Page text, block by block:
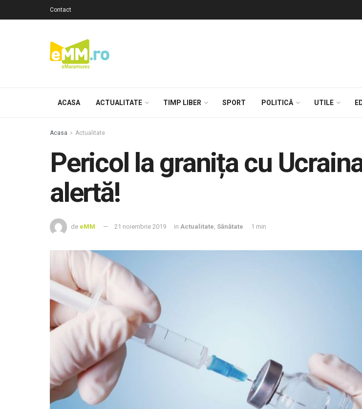
Contact
ACASA ACTUALITATE TIMP LIBER SPORT POLITICĂ UTILE
Acasa Actualitate
Pericol la granița cu
alertă!
de eMM 21 noiembrie 2019 in Actualitate, Sănătate 1 min